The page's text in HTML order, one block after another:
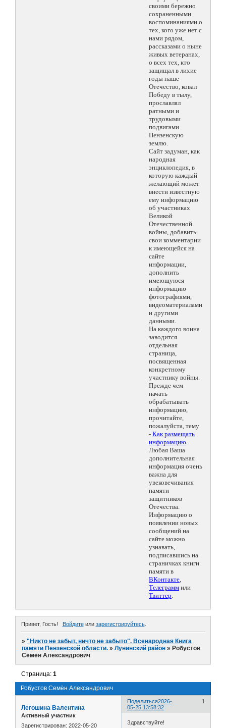
своими бережно
сохраненными
воспоминаниями о
тех, кого уже нет с
нами рядом,
рассказами о ныне
живых ветеранах,
о всех тех, кто
защищал в лихие
годы наше
Отечество, ковал
Победу в тылу,
прославлял
ратными и
трудовыми
подвигами
Пензенскую
землю.
Сайт задуман, как
народная
энциклопедия, в
которую каждый
желающий может
внести известную
ему информацию
об участниках
Великой
Отечественной
войны, добавить
свои комментарии
к имеющейся на
сайте
информации,
дополнить
имеющуюся
информацию
фотографиями,
видеоматериалами
и другими
данными.
На каждого воина
заводится
отдельная
страница,
посвященная
конкретному
участнику войны.
Прежде чем
начать
обрабатывать
информацию,
прочитайте,
пожалуйста, тему
- Как размещать
информацию.
Любая Ваша
дополнительная
информация очень
важна для
увековечивания
памяти
защитников
Отечества.
Информацию о
появлении новых
сообщений на
сайте можно
узнавать,
подписавшись на
страничках книги
памяти в
ВКонтакте,
Телеграмм или
Твиттер.
Привет, Гость! Войдитеили зарегистрируйтесь.
»"Никто не забыт, ничто не забыто". Всенародная Книга
памяти Пензенской области. »Лунинский район » Робустов
Семён Александрович
Робустов Семён Александрович
Страница:1
Поделиться 1
2026-
05-25 13:58:32
Легошина Валентина
Активный участник
Зарегистрирован: 2022-05-20 Здравствуйте!